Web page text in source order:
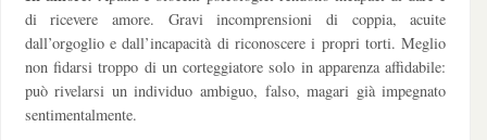
di ricevere amore. Gravi incomprensioni di coppia, acuite
dall’orgoglio e dall’incapacità di riconoscere i propri torti. Meglio
non fidarsi troppo di un corteggiatore solo in apparenza affidabile:
può rivelarsi un individuo ambiguo, falso, magari già impegnato
sentimentalmente.